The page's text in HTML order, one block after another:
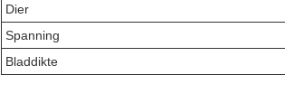
Dier
Spanning
Bladdikte